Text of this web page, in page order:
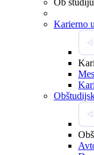
Ob študiju
Karierno